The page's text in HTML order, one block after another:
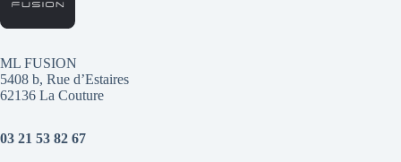
ML FUSION
5408 b, Rue d’Estaires
62136 La Couture
03 21 53 82 67